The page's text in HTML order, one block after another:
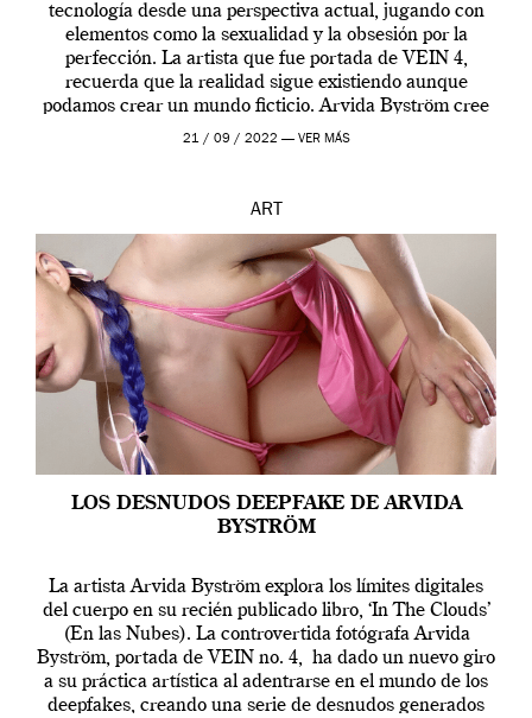
tecnología desde una perspectiva actual, jugando con
elementos como la sexualidad y la obsesión por la
perfección. La artista que fue portada de VEIN 4,
recuerda que la realidad sigue existiendo aunque
podamos crear un mundo ficticio. Arvida Byström cree
que los humanos tienen un complejo […]
21 / 09 / 2022 — VER MÁS
ART
LOS DESNUDOS DEEPFAKE DE ARVIDA
BYSTRÖM
La artista Arvida Byström explora los límites digitales
del cuerpo en su recién publicado libro, ‘In The Clouds’
(En las Nubes). La controvertida fotógrafa Arvida
Byström, portada de VEIN no. 4, ha dado un nuevo giro
a su práctica artística al adentrarse en el mundo de los
deepfakes, creando una serie de desnudos generados